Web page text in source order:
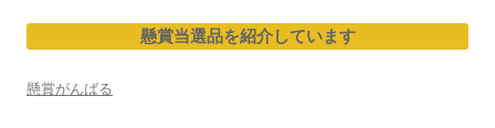
ョ
ン
懸賞当選品を紹介しています
懸賞がんばる